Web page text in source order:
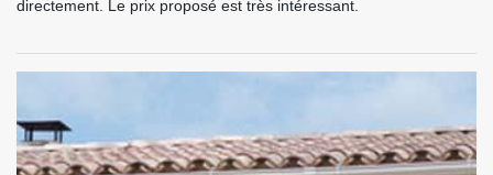
directement. Le prix proposé est très intéressant.